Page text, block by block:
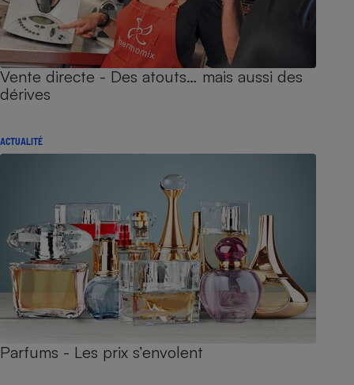
Vente directe - Des atouts… mais aussi des
dérives
ACTUALITÉ
Parfums - Les prix s’envolent